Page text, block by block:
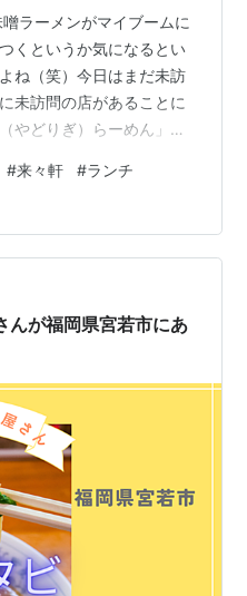
ラーメンがマイブームに
くというか気になるとい
ね（笑）今日はまだ未訪
未訪問の店があることに
やどりぎ）らーめん」を
名店の鶏喰がすぐ近くで
ら。場所は地下鉄吉野町
わないと思います。夜は
うやらネット情報による
軒」で働いていた方の店
#来々軒 #ランチ
んが福岡県宮若市にあ